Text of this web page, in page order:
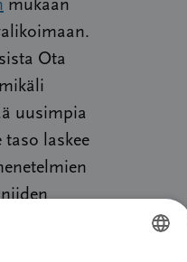
mukaan
Ota
uusimpia
laskee
On